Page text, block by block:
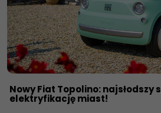
Nowy Fiat Topolino: najsłodszy
elektryfikację miast!